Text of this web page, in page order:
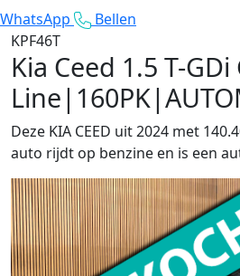
WhatsApp
Bellen
KPF46T
Kia Ceed 1.5 T-GDi
Deze KIA CEED uit 2024 met
auto rijdt op benzine en is een